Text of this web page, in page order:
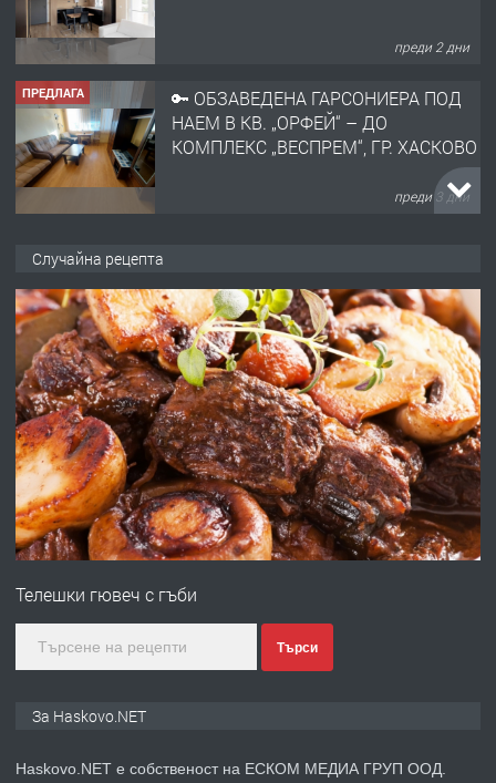
преди 2 дни
ПРЕДЛАГА
🔑 ОБЗАВЕДЕНА ГАРСОНИЕРА ПОД
НАЕМ В КВ. „ОРФЕЙ“ – ДО
КОМПЛЕКС „ВЕСПРЕМ“, ГР. ХАСКОВО
преди 3 дни
АПАРТАМЕНТ В ЦЕНТЪРА НА ГР.
ХАСКОВО
преди 4 дни
ПРЕДЛАГА Давам гараж под наем
преди 4 дни
ПРЕДЛАГА
№4120 Магазин/Офис под наем в кв.
градската градина!
Случайна рецепта
Телешки гювеч с гъби
Търси
За Haskovo.NET
Haskovo.NET е собственост на ЕСКОМ МЕДИА ГРУП ООД.